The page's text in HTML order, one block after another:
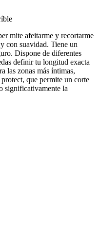
mite afeitarme y recortarme
con suavidad. Tiene un
Dispone de diferentes
definir tu longitud exacta
las zonas más íntimas,
que permite un corte
significativamente la